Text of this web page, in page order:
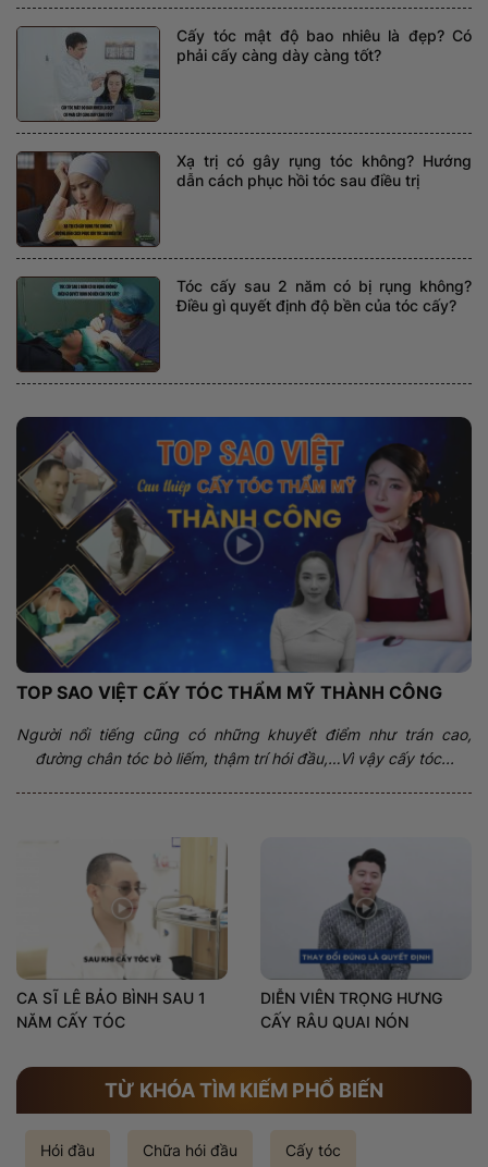
Cấy tóc mật độ bao nhiêu là đẹp? Có
phải cấy càng dày càng tốt?
Xạ trị có gây rụng tóc không? Hướng
dẫn cách phục hồi tóc sau điều trị
Tóc cấy sau 2 năm có bị rụng không?
Điều gì quyết định độ bền của tóc cấy?
TOP SAO VIỆT CẤY TÓC THẨM MỸ THÀNH CÔNG
Người nổi tiếng cũng có những khuyết điểm như trán cao,
đường chân tóc bò liếm, thậm trí hói đầu,…Vì vậy cấy tóc...
CA SĨ LÊ BẢO BÌNH SAU 1
NĂM CẤY TÓC
DIỄN VIÊN TRỌNG HƯNG
CẤY RÂU QUAI NÓN
TỪ KHÓA TÌM KIẾM PHỔ BIẾN
Hói đầu Chữa hói đầu Cấy tóc